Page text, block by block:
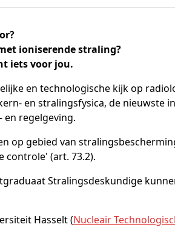
ioniserende straling?
iets voor jou.
en technologische kijk op
en stralingsfysica, de nieuwste
en regelgeving.
op gebied van
controle' (art. 73.2).
Stralingsdeskundige
Hasselt (Nucleair